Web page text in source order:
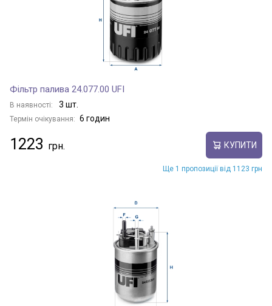
Фільтр палива 24.077.00 UFI
В наявності: 3 шт.
Термін очікування: 6 годин
1223 КУПИТИ
Ще 1 пропозиції від 1123 грн